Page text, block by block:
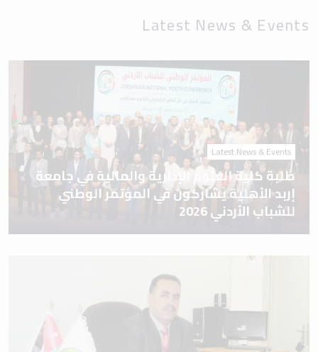
Latest News & Events
Latest News & Events
طلبة كلية العلوم الإدارية والمالية في جامعة
إربد الأهلية يشاركون في المؤتمر الوطني
للشباب الأردني 2026